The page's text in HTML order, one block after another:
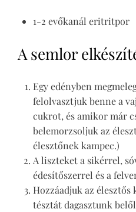
1-2 evőkanál eritritpor
A semlor
Egy edényben
felolvasztjuk benne a
cukrot, és amikor már
belemorzsoljuk az
élesztőnek kampec.)
A liszteket a sikérrel,
édesítőszerrel és a
Hozzáadjuk az élesztős
tésztát dagasztunk